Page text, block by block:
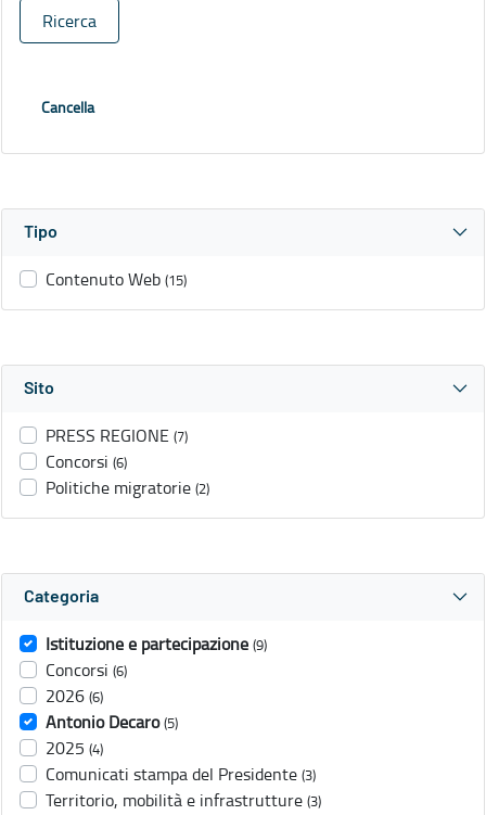
Ricerca
Cancella
Tipo
Contenuto Web (15)
Sito
PRESS REGIONE (7)
Concorsi (6)
Politiche migratorie (2)
Categoria
Istituzione e partecipazione (9)
Concorsi (6)
2026 (6)
Antonio Decaro (5)
2025 (4)
Comunicati stampa del Presidente (3)
Territorio, mobilità e infrastrutture (3)